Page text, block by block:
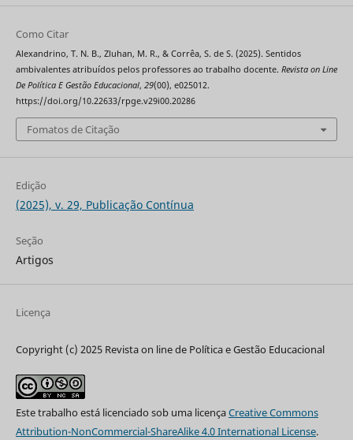
Como Citar
Alexandrino, T. N. B., Zluhan, M. R., & Corrêa, S. de S. (2025). Sentidos
ambivalentes atribuídos pelos professores ao trabalho docente. Revista on Line
De Política E Gestão Educacional, 29(00), e025012.
https://doi.org/10.22633/rpge.v29i00.20286
Fomatos de Citação
Edição
(2025), v. 29, Publicação Contínua
Seção
Artigos
Licença
Copyright (c) 2025 Revista on line de Política e Gestão Educacional
Este trabalho está licenciado sob uma licençaCreative Commons
Attribution-NonCommercial-ShareAlike 4.0 International License.